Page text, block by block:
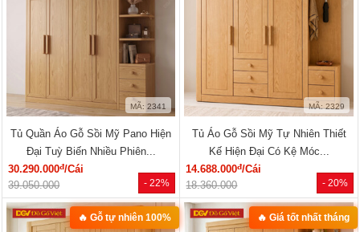
- 22%
MÃ: 2341
Tủ Quần Áo Gỗ Sồi Mỹ Pano Hiện
Đại Tuỳ Biến Nhiều Phiên...
30.290.000đ/Cái
39.050.000
- 20%
MÃ: 2329
Tủ Áo Gỗ Sồi Mỹ Tự Nhiên Thiết
Kế Hiện Đại Có Kệ Móc...
14.688.000đ/Cái
18.360.000
🔥 Gỗ tự nhiên 100% 🔥 Giá tốt nhất tháng